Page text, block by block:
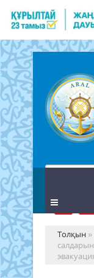
Толқын »